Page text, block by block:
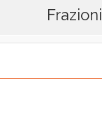
Frazioni